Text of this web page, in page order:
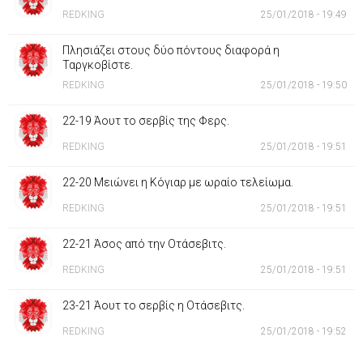
REDKING 25/01/2018 - 19:49
Πλησιάζει στους δύο πόντους διαφορά η
Ταργκοβίστε.
REDKING 25/01/2018 - 19:50
22-19 Άουτ το σερβίς της Φερς.
REDKING 25/01/2018 - 19:51
22-20 Μειώνει η Κόγιαρ με ωραίο τελείωμα.
REDKING 25/01/2018 - 19:51
22-21 Άσος από την Οτάσεβιτς.
REDKING 25/01/2018 - 19:51
23-21 Άουτ το σερβίς η Οτάσεβιτς.
REDKING 25/01/2018 - 19:52